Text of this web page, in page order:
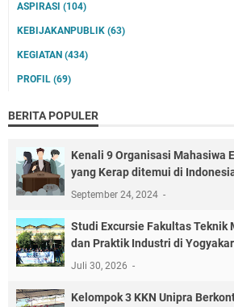
ASPIRASI (104)
KEBIJAKANPUBLIK (63)
KEGIATAN (434)
PROFIL (69)
BERITA POPULER
Kenali 9 Organisasi Mahasiwa
yang Kerap ditemui di
September 24, 2024
‎Studi Excursie Fakultas Teknik
dan Praktik Industri di
Juli 30, 2026
Kelompok 3 KKN Unipra